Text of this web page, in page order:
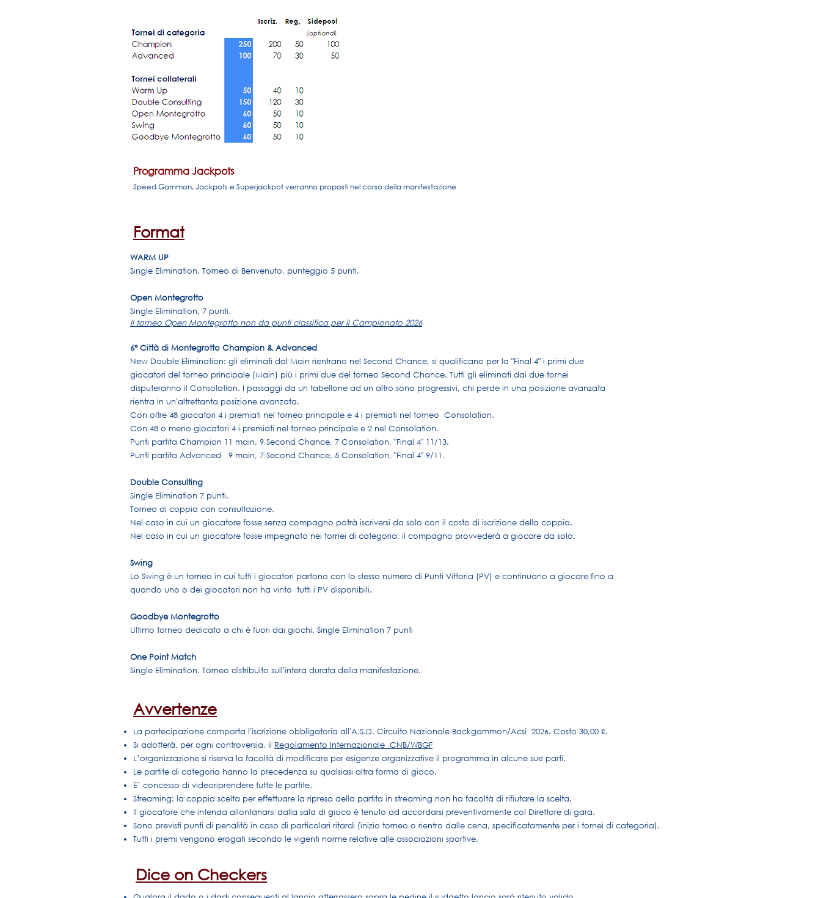
Programma Jackpots
Speed Gammon, Jackpots e Superjackpot verranno proposti nel corso della manifestazione
Format
WARM UP
Single Elimination. Torneo di Benvenuto, punteggio 5 punti.
Open Montegrotto
Single Elimination, 7 punti.
Il torneo Open Montegrotto non da punti classifica per il Campionato 2026
6° Città di Montegrotto Champion & Advanced
New Double Elimination: gli eliminati dal Main rientrano nel Second Chance, si qualificano per la "Final 4" i primi due
giocatori del torneo principale (Main) più i primi due del torneo Second Chance. Tutti gli eliminati dai due tornei
disputeranno il Consolation. I passaggi da un tabellone ad un altro sono progressivi, chi perde in una posizione avanzata
rientra in un'altrettanta posizione avanzata.
Con oltre 48 giocatori 4 i premiati nel torneo principale e 4 i premiati nel torneo Consolation.
Con 48 o meno giocatori 4 i premiati nel torneo principale e 2 nel Consolation.
Punti partita Champion 11 main, 9 Second Chance, 7 Consolation, "Final 4" 11/13.
Punti partita Advanced 9 main, 7 Second Chance, 5 Consolation, "Final 4" 9/11.
Double Consulting
Single Elimination 7 punti.
Torneo di coppia con consultazione.
Nel caso in cui un giocatore fosse senza compagno potrà iscriversi da solo con il costo di iscrizione della coppia.
Nel caso in cui un giocatore fosse impegnato nei tornei di categoria, il compagno provvederà a giocare da solo.
Swing
​Lo Swing è un torneo in cui tutti i giocatori partono con lo stesso numero di Punti Vittoria (PV) e continuano a giocare fino a
quando uno o dei giocatori non ha vinto tutti i PV disponibili.
Goodbye Montegrotto
Ultimo torneo dedicato a chi è fuori dai giochi. Single Elimination 7 punti
One Point Match
Single Elimination. Torneo distribuito sull'intera durata della manifestazione.
Avvertenze
La partecipazione comporta l'iscrizione obbligatoria all'A.S.D. Circuito Nazionale Backgammon/Acsi 2026. Costo 30,00 €.
Si adotterà, per ogni controversia, il Regolamento Internazionale CNB/WBGF
L’organizzazione si riserva la facoltà di modificare per esigenze organizzative il programma in alcune sue parti.
Le partite di categoria hanno la precedenza su qualsiasi altra forma di gioco.
E’ concesso di videoriprendere tutte le partite.
Streaming: la coppia scelta per effettuare la ripresa della partita in streaming non ha facoltà di rifiutare la scelta.
Il giocatore che intenda allontanarsi dalla sala di gioco è tenuto ad accordarsi preventivamente col Direttore di gara.
Sono previsti punti di penalità in caso di particolari ritardi (inizio torneo o rientro dalle cena, specificatamente per i tornei di categoria).
Tutti i premi vengono erogati secondo le vigenti norme relative alle associazioni sportive.
Dice on Checkers